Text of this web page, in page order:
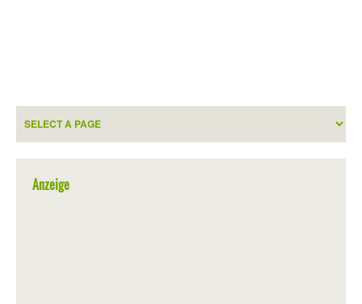
Anzeige